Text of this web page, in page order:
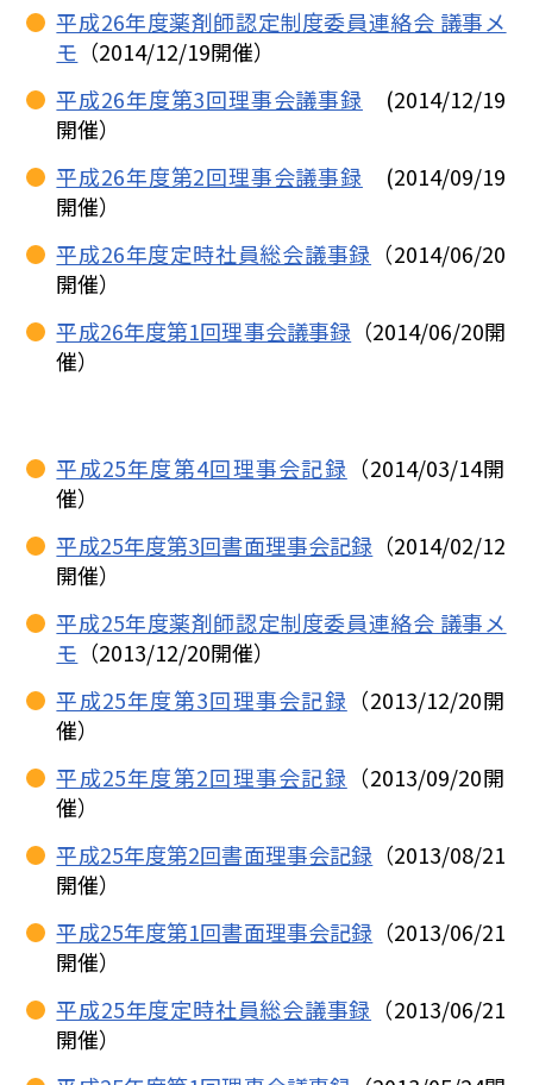
平成26年度薬剤師認定制度委員連絡会 議事メ
モ （2014/12/19開催）
平成26年度第3回理事会議事録 (2014/12/19
開催）
平成26年度第2回理事会議事録 (2014/09/19
開催）
平成26年度定時社員総会議事録 （2014/06/20
開催）
平成26年度第1回理事会議事録 （2014/06/20開
催）
平成25年度第4回理事会記録 （2014/03/14開
催）
平成25年度第3回書面理事会記録 （2014/02/12
開催）
平成25年度薬剤師認定制度委員連絡会 議事メ
モ （2013/12/20開催）
平成25年度第3回理事会記録 （2013/12/20開
催）
平成25年度第2回理事会記録 （2013/09/20開
催）
平成25年度第2回書面理事会記録 （2013/08/21
開催）
平成25年度第1回書面理事会記録 （2013/06/21
開催）
平成25年度定時社員総会議事録 （2013/06/21
開催）